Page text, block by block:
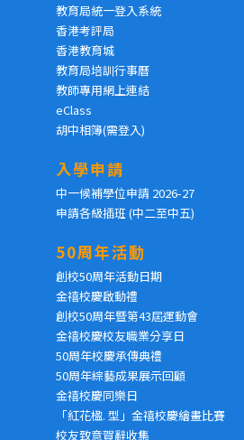
教育局統一登入系統
香港考評局
香港教育城
教育局培訓行事曆
教師專用網上連結
eClass
胡中相簿(需登入)
入學申請
中一候補學位申請 2026-27
申請各級插班 (中二至中五)
50周年活動
創校50周年活動日期
金禧校慶啟動禮
創校50周年暨第43屆運動會
金禧校慶校友職業分享日
50周年校慶承傳典禮
50周年綜藝成果展示回顧
金禧校慶同樂日
「紅花楹. 型」金禧校慶繪畫比賽
校友致意賀辭收集